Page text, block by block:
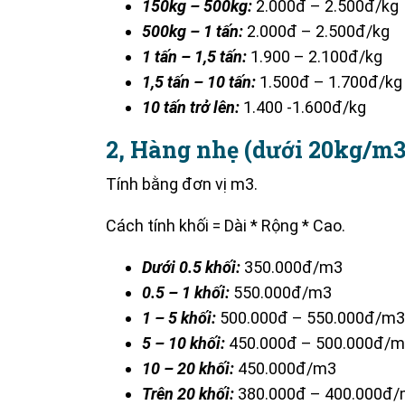
150kg – 500kg: 2.000đ – 2.500đ/kg
500kg – 1 tấn: 2.000đ – 2.500đ/kg
1 tấn – 1,5 tấn: 1.900 – 2.100đ/kg
1,5 tấn – 10 tấn: 1.500đ – 1.700đ/kg
10 tấn trở lên: 1.400 -1.600đ/kg
2, Hàng nhẹ (dưới 20kg/
Tính bằng đơn vị m3.
Cách tính khối = Dài * Rộng * Cao.
Dưới 0.5 khối: 350.000đ/m3
0.5 – 1 khối: 550.000đ/m3
1 – 5 khối: 500.000đ – 550.000đ/m3
5 – 10 khối: 450.000đ – 500.000đ/
10 – 20 khối: 450.000đ/m3
Trên 20 khối: 380.000đ – 400.000đ/